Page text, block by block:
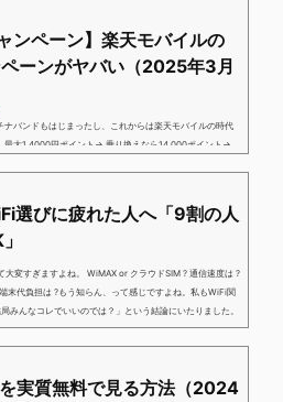
ンペーン】楽天モバイルの
ーンがヤバい（2025年3月
バンドもはじまったし、これからは楽天モバイルの時代
最大1,4000円ポイント→ 乗り換えなら14,000ポイント→
でもでもOK背水の陣の楽天モバイル。ついに「最後の賭
発動してきました。■キャンペーン概要三木谷社長の特
選びに疲れた人へ「9割の人
変すぎますよね。 WiMAX or クラウドSIM ? 通信速度は ?
末代負担は ?もう知らん、って感じですよね。私もWiFi関
みんなコレでいいのでは？」という結論にいたりました。
結局どれがいいのか分からない」と言う人向けに【最終
ザー視点で「90％の人はこれだけでいいやん」というも
実質無料で見る方法（2024